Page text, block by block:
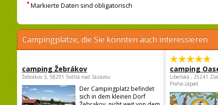
* Markierte Daten sind obligatorisch
Campingplätze, die Sie könnten auch interessieren
camping Žebrákov
Žebrákov 3, 58291 Světlá nad Sázavou
Der Campingplatz befindet
sich in dem kleinen Dorf
camping
Libeňská , 25241
Praha-západ